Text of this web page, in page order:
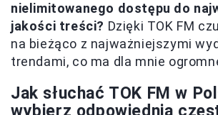
nielimitowanego dostępu do
jakości treści? Dzięki TOK FM
na bieżąco z najważniejszymi
trendami, co ma dla mnie
Jak słuchać TOK FM w
wybierz odpowiednią